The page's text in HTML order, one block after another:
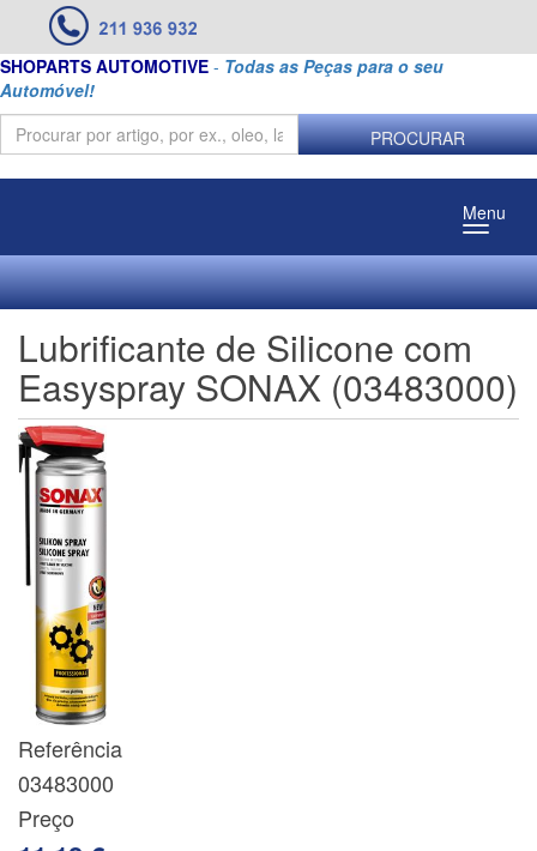
SHOPARTS AUTOMOTIVE - Todas as Peças para o seu
Automóvel!
PROCURAR
Menu
Lubrificante de Silicone com
Easyspray SONAX (03483000)
Referência
03483000
Preço